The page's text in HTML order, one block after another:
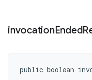
invocationEnded
public boolean